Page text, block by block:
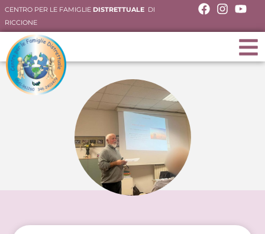
CENTRO PER LE FAMIGLIE DISTRETTUALE DI
RICCIONE